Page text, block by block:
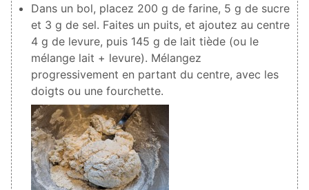
Dans un bol, placez 200 g de farine, 5 g de sucre
et 3 g de sel. Faites un puits, et ajoutez au centre
4 g de levure, puis 145 g de lait tiède (ou le
mélange lait + levure). Mélangez
progressivement en partant du centre, avec les
doigts ou une fourchette.